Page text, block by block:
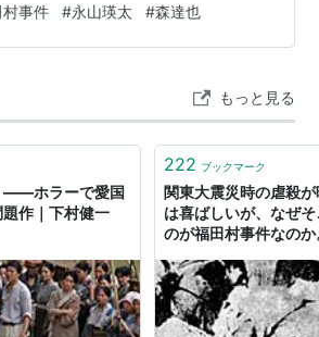
ていて辛いことには変わりがない。
殺される。『水平社宣言』を読み、
たんや」と嘆きながら殺されるシー
行商団のうち６人は虐殺を免れ、故
来ていた少年も生き残った…
村事件 #永山瑛太 #森達也
もっと見る
――ホラーで愛国
作｜下村健一
222 ブックマーク
関東大震災時の虐殺
は喜ばしいが、なぜ
のが福田村事件なの